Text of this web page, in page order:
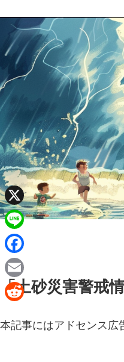
「土砂災害警戒
本記事にはアドセンス広
X
L
n
e
F
a
c
e
E
a
e